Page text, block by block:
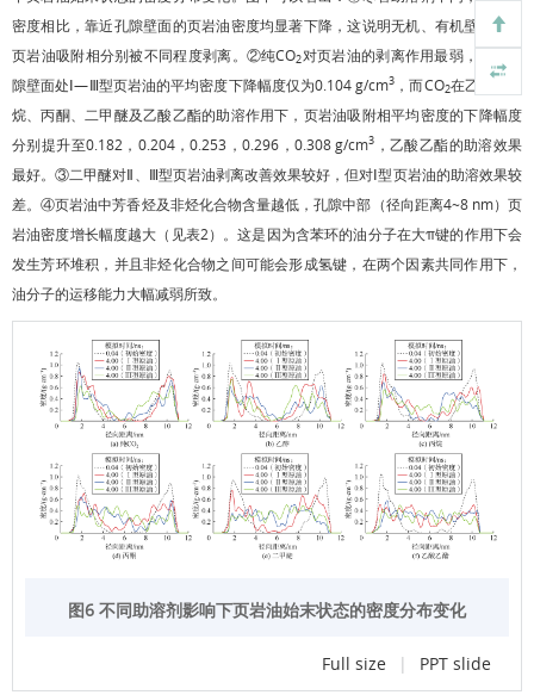
密度相比，靠近孔隙壁面的页岩油密度均显著下降，这说明无机、有机壁面上的
页岩油吸附相分别被不同程度剥离。②纯CO2对页岩油的剥离作用最弱，靠近孔
隙壁面处Ⅰ—Ⅲ型页岩油的平均密度下降幅度仅为0.104 g/cm3 ，而CO2在乙醇、丙
烷、丙酮、二甲醚及乙酸乙酯的助溶作用下，页岩油吸附相平均密度的下降幅度
分别提升至0.182，0.204，0.253，0.296，0.308 g/cm3 ，乙酸乙酯的助溶效果
最好。③二甲醚对Ⅱ、Ⅲ型页岩油剥离改善效果较好，但对Ⅰ型页岩油的助溶效果较
差。④页岩油中芳香烃及非烃化合物含量越低，孔隙中部（径向距离4~8 nm）页
岩油密度增长幅度越大（见表2）。这是因为含苯环的油分子在大π键的作用下会
发生芳环堆积，并且非烃化合物之间可能会形成氢键，在两个因素共同作用下，
油分子的运移能力大幅减弱所致。
图6 不同助溶剂影响下页岩油始末状态的密度分布变化
Full size | PPT slide